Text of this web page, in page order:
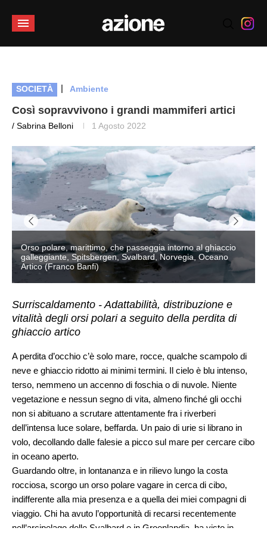
SOCIETÀ | Ambiente
Così sopravvivono i grandi mammiferi artici
/ Sabrina Belloni 1 Agosto 2022
Orso polare, marittimo, che passeggia intorno al ghiaccio
galleggiante, Spitsbergen, Svalbard, Norvegia, Oceano
Artico (Franco Banfi)
Surriscaldamento - Adattabilità, distribuzione e
vitalità degli orsi polari a seguito della perdita di
ghiaccio artico
A perdita d’occhio c’è solo mare, rocce, qualche scampolo di
neve e ghiaccio ridotto ai minimi termini. Il cielo è blu intenso,
terso, nemmeno un accenno di foschia o di nuvole. Niente
vegetazione e nessun segno di vita, almeno finché gli occhi
non si abituano a scrutare attentamente fra i riverberi
dell’intensa luce solare, beffarda. Un paio di urie si librano in
volo, decollando dalle falesie a picco sul mare per cercare cibo
in oceano aperto.
Guardando oltre, in lontananza e in rilievo lungo la costa
rocciosa, scorgo un orso polare vagare in cerca di cibo,
indifferente alla mia presenza e a quella dei miei compagni di
viaggio. Chi ha avuto l’opportunità di recarsi recentemente
nell’arcipelago delle Svalbard e in Groenlandia, ha visto in